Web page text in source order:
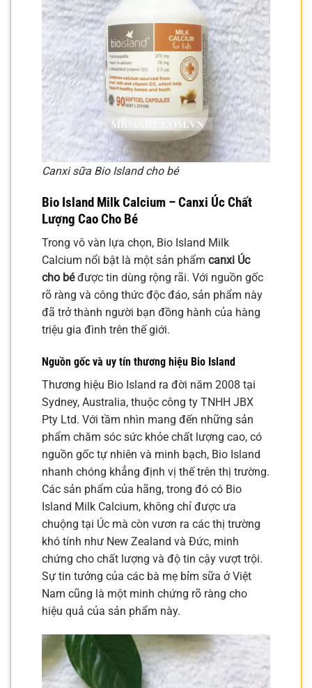
Canxi sữa Bio Island cho bé
Bio Island Milk Calcium – Canxi Úc Chất
Lượng Cao Cho Bé
Trong vô vàn lựa chọn, Bio Island Milk
Calcium nổi bật là một sản phẩm canxi Úc
cho béđược tin dùng rộng rãi. Với nguồn gốc
rõ ràng và công thức độc đáo, sản phẩm này
đã trở thành người bạn đồng hành của hàng
triệu gia đình trên thế giới.
Nguồn gốc và uy tín thương hiệu Bio Island
Thương hiệu Bio Island ra đời năm 2008 tại
Sydney, Australia, thuộc công ty TNHH JBX
Pty Ltd. Với tầm nhìn mang đến những sản
phẩm chăm sóc sức khỏe chất lượng cao, có
nguồn gốc tự nhiên và minh bạch, Bio Island
nhanh chóng khẳng định vị thế trên thị trường.
Các sản phẩm của hãng, trong đó có Bio
Island Milk Calcium, không chỉ được ưa
chuộng tại Úc mà còn vươn ra các thị trường
khó tính như New Zealand và Đức, minh
chứng cho chất lượng và độ tin cậy vượt trội.
Sự tin tưởng của các bà mẹ bỉm sữa ở Việt
Nam cũng là một minh chứng rõ ràng cho
hiệu quả của sản phẩm này.